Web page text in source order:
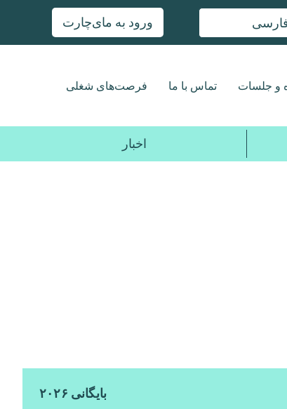
ورود به مای‌چارت
و جلسات تماس با ما فرصت‌های شغلی
اخبار
بایگانی ۲۰۲۶